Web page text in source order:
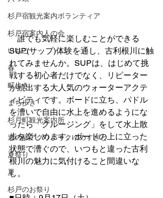
杉戸宿観光案内ボランティア
杉戸宿案内人の会
いちご
春
町歩き
まち歩き
杉戸町観光案内所
道の駅アグリパークゆめすぎと
夏祭り
夏
杉戸のお祭り
誰でも気軽に楽しむことができる
SUP(サップ)体験を通し、古利根川に触
れてみませんか。SUPは、はじめて挑
戦する初心者だけでなく、リピーター
が続出する大人気のウォーターアクテ
ィビティです。ボードに立ち、パドル
を漕いで自由に水上を進めるようにな
ったら「クルージング」をして水上散
歩を楽しめます。ボードの上に立った
状態で漕ぐので、いつもと違った古利
根川の魅力に気付けること間違いな
し。